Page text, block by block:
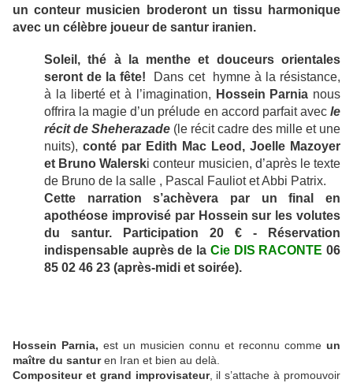
un conteur musicien broderont un tissu harmonique
avec un célèbre joueur de santur iranien.
Soleil, thé à la menthe et douceurs orientales
seront de la fête! Dans cet hymne à la résistance,
à la liberté et à l’imagination, Hossein Parnia nous
offrira la magie d’un prélude en accord parfait avec le
récit de Sheherazade (le récit cadre des mille et une
nuits), conté par Edith Mac Leod, Joelle Mazoyer
et Bruno Walerski conteur musicien, d’après le texte
de Bruno de la salle , Pascal Fauliot et Abbi Patrix.
Cette narration s’achèvera par un final en
apothéose improvisé par Hossein sur les volutes
du santur.
Participation 20 € - Réservation
indispensable auprès de la Cie DIS RACONTE 06
85 02 46 23 (après-midi et soirée).
Hossein Parnia, est un musicien connu et reconnu comme un
maître du santuren Iran et bien au delà.
Compositeur et grand improvisateur, il s’attache à promouvoir